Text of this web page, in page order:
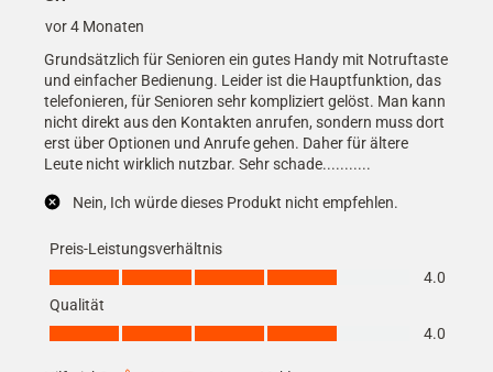
vor 4 Monaten
Grundsätzlich für Senioren ein gutes Handy mit Notruftaste
und einfacher Bedienung. Leider ist die Hauptfunktion, das
telefonieren, für Senioren sehr kompliziert gelöst. Man kann
nicht direkt aus den Kontakten anrufen, sondern muss dort
erst über Optionen und Anrufe gehen. Daher für ältere
Leute nicht wirklich nutzbar. Sehr schade...........
Nein, Ich würde dieses Produkt nicht empfehlen.
Preis-Leistungsverhältnis
Preis-Leistungsverhältnis, 4.0 von 5
4.0
Qualität
Qualität, 4.0 von 5
4.0